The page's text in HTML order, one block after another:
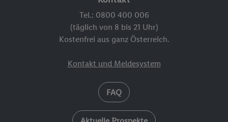
Kontakt
Tel.: 0800 400 006
(täglich von 8 bis 21 Uhr)
FAQ